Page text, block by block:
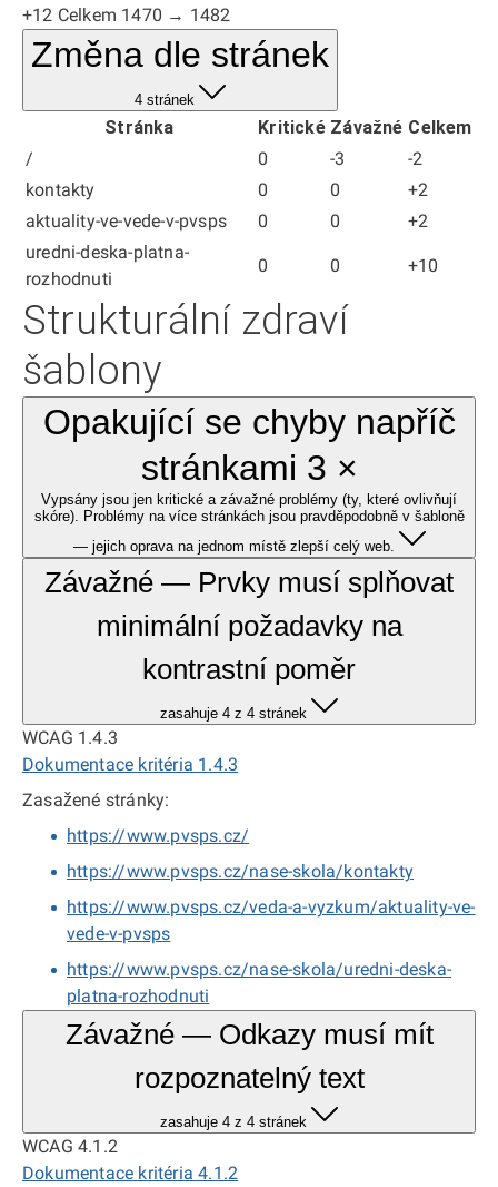
+12 Celkem 1470 → 1482
Změna dle stránek
4 stránek
Stránka Kritické Závažné Celkem
/
0 -3
-2
kontakty
0 0
+2
aktuality-ve-vede-v-pvsps
0 0
+2
uredni-deska-platna-
rozhodnuti
0 0 +10
Strukturální zdraví
šablony
Opakující se chyby napříč
stránkami 3 ×
Vypsány jsou jen kritické a závažné problémy (ty, které ovlivňují
skóre). Problémy na více stránkách jsou pravděpodobně v šabloně
— jejich oprava na jednom místě zlepší celý web.
Závažné — Prvky musí splňovat
minimální požadavky na
kontrastní poměr
zasahuje 4 z 4 stránek
WCAG 1.4.3
Dokumentace kritéria 1.4.3
Zasažené stránky:
https://www.pvsps.cz/
https://www.pvsps.cz/nase-skola/kontakty
https://www.pvsps.cz/veda-a-vyzkum/aktuality-ve-
vede-v-pvsps
https://www.pvsps.cz/nase-skola/uredni-deska-
platna-rozhodnuti
Závažné — Odkazy musí mít
rozpoznatelný text
zasahuje 4 z 4 stránek
WCAG 4.1.2
Dokumentace kritéria 4.1.2